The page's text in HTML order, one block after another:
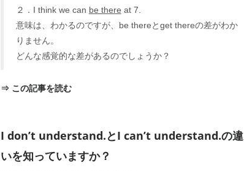
２．I think we can be there at 7.
意味は、わかるのですが、be thereとget thereの差がわか
りません。
どんな感覚的な差があるのでしょうか？
⇒ この記事を読む
I don’t understand.とI can’t understand.の違
いを知っていますか？